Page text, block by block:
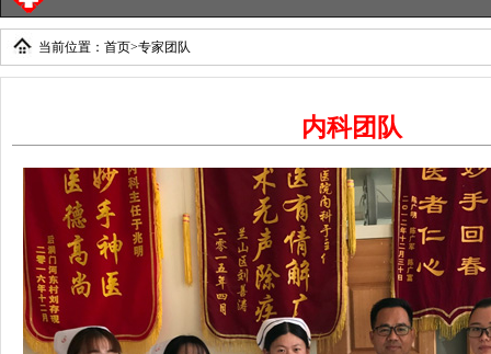
康复科
当前位置： 首页>专家团队
内科团队